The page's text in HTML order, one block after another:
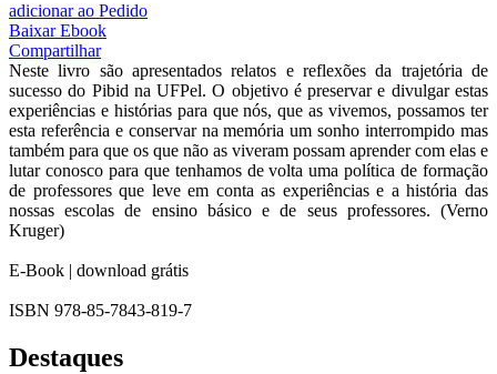
adicionar ao Pedido
Baixar Ebook
Compartilhar
Neste livro são apresentados relatos e reflexões da trajetória de
sucesso do Pibid na UFPel. O objetivo é preservar e divulgar estas
experiências e histórias para que nós, que as vivemos, possamos ter
esta referência e conservar na memória um sonho interrompido mas
também para que os que não as viveram possam aprender com elas e
lutar conosco para que tenhamos de volta uma política de formação
de professores que leve em conta as experiências e a história das
nossas escolas de ensino básico e de seus professores. (Verno
Kruger)
E-Book | download grátis
ISBN 978-85-7843-819-7
Destaques